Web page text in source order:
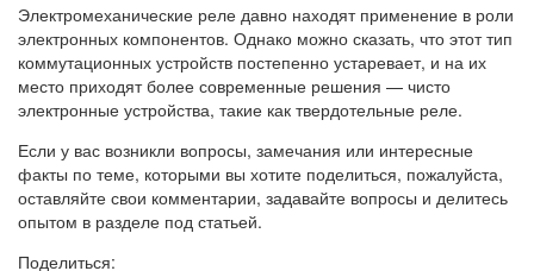
Электромеханические реле давно находят применение в роли
электронных компонентов. Однако можно сказать, что этот тип
коммутационных устройств постепенно устаревает, и на их
место приходят более современные решения — чисто
электронные устройства, такие как твердотельные реле.
Если у вас возникли вопросы, замечания или интересные
факты по теме, которыми вы хотите поделиться, пожалуйста,
оставляйте свои комментарии, задавайте вопросы и делитесь
опытом в разделе под статьей.
Поделиться: